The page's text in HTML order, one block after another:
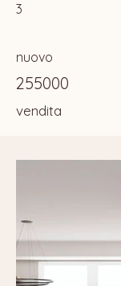
3
nuovo
255000
vendita